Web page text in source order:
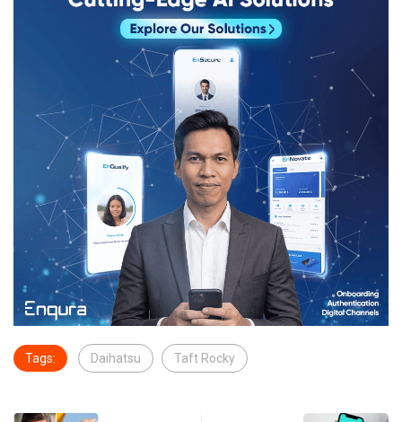
Tags: Daihatsu Taft Rocky